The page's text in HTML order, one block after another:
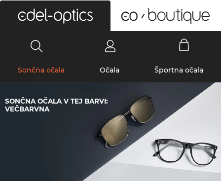
Sončna očala Očala Športna očala
SONČNA OČALA V TEJ BARVI:
VEČBARVNA